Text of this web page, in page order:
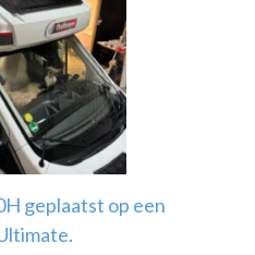
geplaatst op een